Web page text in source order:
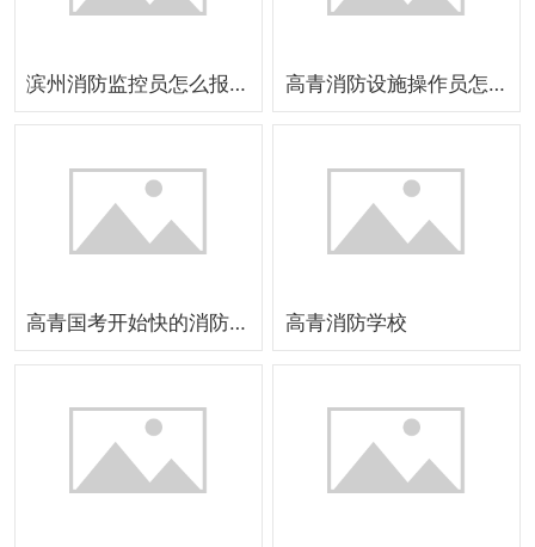
滨州消防监控员怎么报名 高青消防设施操作员怎么报名
高青国考开始快的消防学校怎么报名 高青消防学校